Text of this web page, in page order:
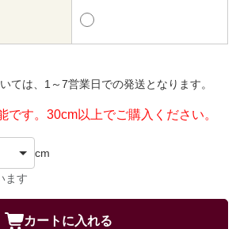
ては、1～7営業日での発送となります。
です。30cm以上でご購入ください。
cm
ます
カートに入れる